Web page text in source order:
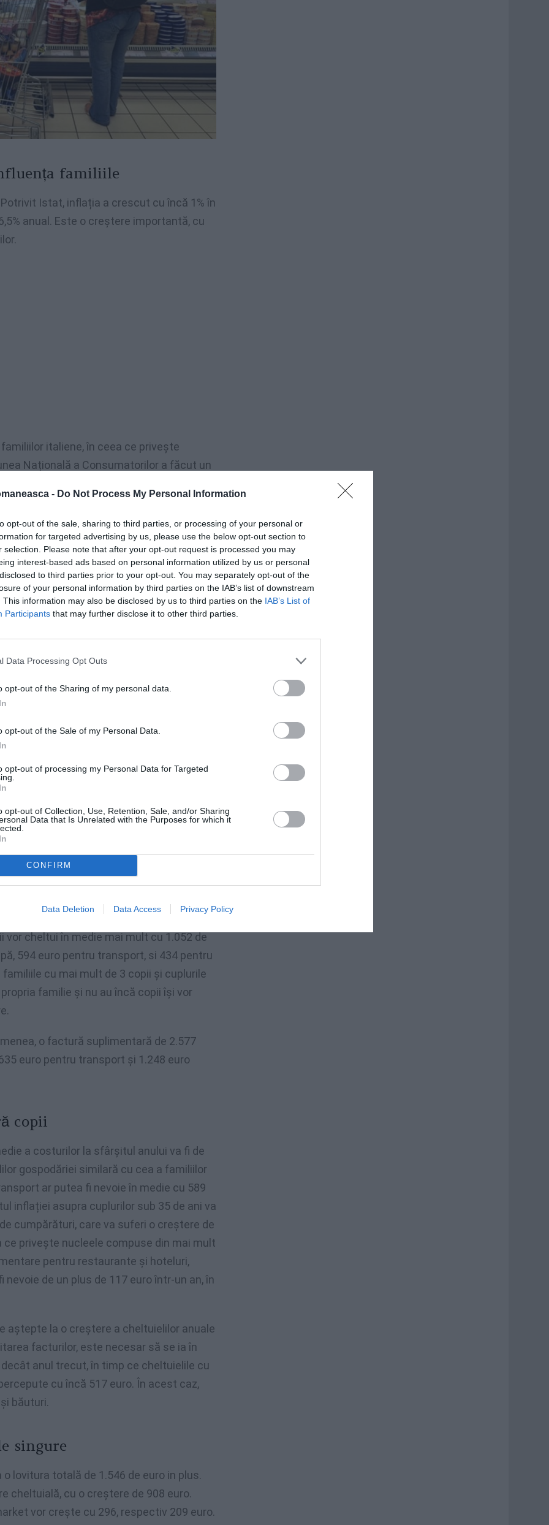
- Do Not Process My Personal Information
opt-out of the sale, sharing to third parties, or processing of your personal or
for targeted advertising by us, please use the below opt-out section to
selection. Please note that after your opt-out request is processed you may
interest-based ads based on personal information utilized by us or personal
to third parties prior to your opt-out. You may separately opt-out of the
of your personal information by third parties on the IAB’s list of downstream
This information may also be disclosed by us to third parties on the IAB’s List of
Participants that may further disclose it to other third parties.
Data Processing Opt Outs
opt-out of the Sharing of my personal data.
opt-out of the Sale of my Personal Data.
opt-out of processing my Personal Data for Targeted
opt-out of Collection, Use, Retention, Sale, and/or Sharing
Data that Is Unrelated with the Purposes for which it
CONFIRM
Data Deletion Data Access Privacy Policy
familiile
Istat, inflația a crescut cu încă 1% în
anual. Este o creștere importantă, cu
italiene, în ceea ce privește
Națională a Consumatorilor a făcut un
vor vedea cheltuielile anuale crescând cu
pentru persoanele singure: inflația nu le
ore, cele mai mari consecințe vor fi
ales costul ridicat al vieții îi va afecta pe
.
de Fabi (Federația Bancară
ratelor neplătite ale creditelor
a crescut cu aproape un miliard de euro.
cu peste 38% în
un pachet de
cupluri cu copii
Consumatorilor la sfârșitul anului 2022
de euro mai mult decât în ​​2021. Intrând
cheltui în medie mai mult cu 1.052 de
594 euro pentru transport, si 434 pentru
cu mai mult de 3 copii și cuplurile
familie și nu au încă copii își vor
o factură suplimentară de 2.577
euro pentru transport și 1.248 euro
copii
a costurilor la sfârșitul anului va fi de
gospodăriei similară cu cea a familiilor
ar putea fi nevoie în medie cu 589
inflației asupra cuplurilor sub 35 de ani va
cumpărături, care va suferi o creștere de
ce privește nucleele compuse din mai mult
pentru restaurante și hoteluri,
de un plus de 117 euro într-un an, în
aștepte la o creștere a cheltuielilor anuale
facturilor, este necesar să se ia în
anul trecut, în timp ce cheltuielile cu
cu încă 517 euro. În acest caz,
băuturi.
singure
lovitura totală de 1.546 de euro in plus.
cheltuială, cu o creștere de 908 euro.
vor crește cu 296, respectiv 209 euro.